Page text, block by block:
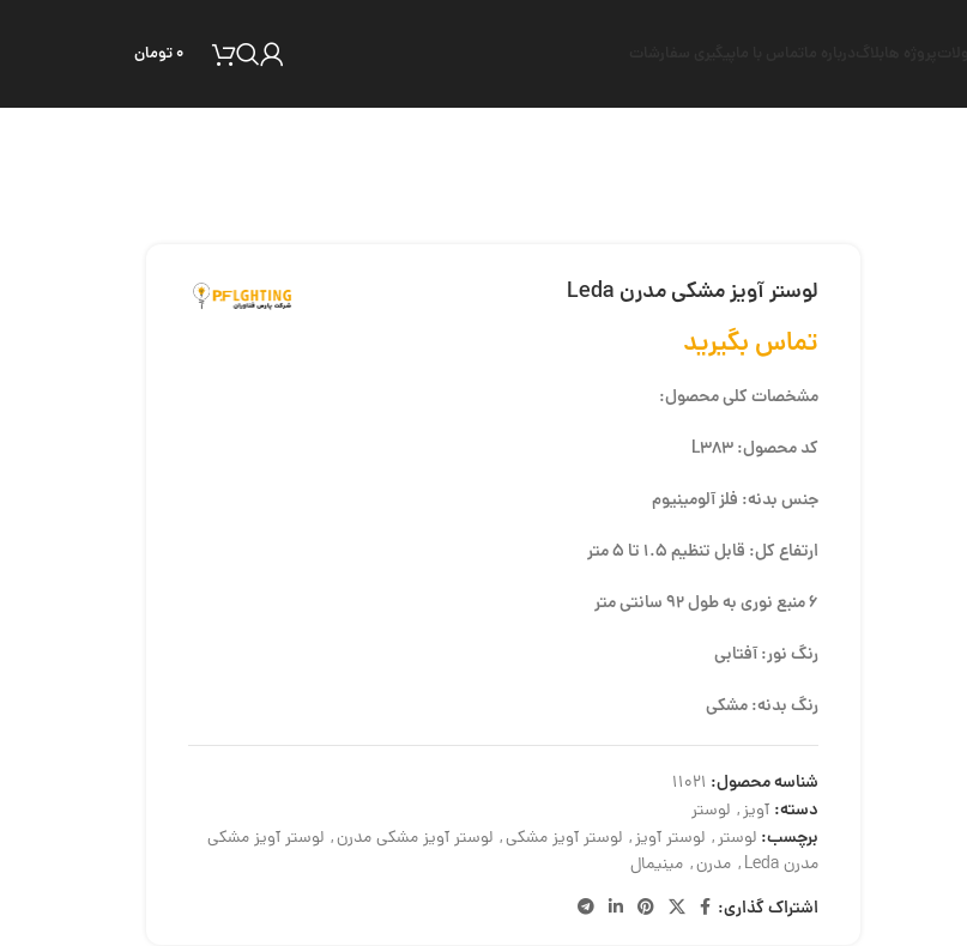
۰تومان
لوستر آویز مشکی مدرن Leda
تماس بگیرید
مشخصات کلی محصول:
کد محصول: L383
جنس بدنه: فلز آلومینیوم
ارتفاع کل: قابل تنظیم 1.5 تا 5 متر
6 منبع نوری به طول 92 سانتی متر
رنگ نور: آفتابی
رنگ بدنه: مشکی
شناسه محصول: 11021
دسته: آویز, لوستر
برچسب: لوستر, لوستر آویز, لوستر آویز مشکی, لوستر آویز مشکی مدرن, لوستر آویز مشکی
مدرن Leda
, مدرن, مینیمال
اشتراک گذاری: